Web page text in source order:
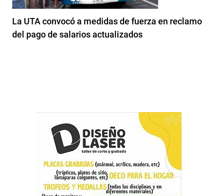
La UTA convocó a medidas de fuerza en reclamo
del pago de salarios actualizados